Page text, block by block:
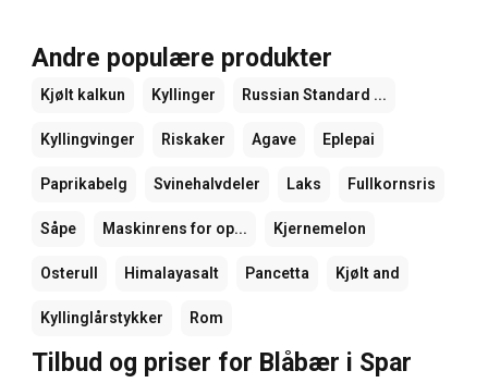
Andre populære produkter
Kjølt kalkun Kyllinger Russian Standard ...
Kyllingvinger Riskaker Agave Eplepai
Paprikabelg Svinehalvdeler Laks Fullkornsris
Såpe Maskinrens for op... Kjernemelon
Osterull Himalayasalt Pancetta Kjølt and
Kyllinglårstykker Rom
Tilbud og priser for Blåbær i Spar